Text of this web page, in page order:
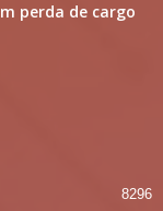
perda de cargo
8296